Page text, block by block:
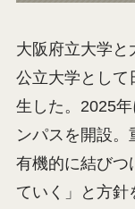
大阪府立大学と
公立大学として
生した。2025
ンパスを開設。
有機的に結びつ
ていく」と方針